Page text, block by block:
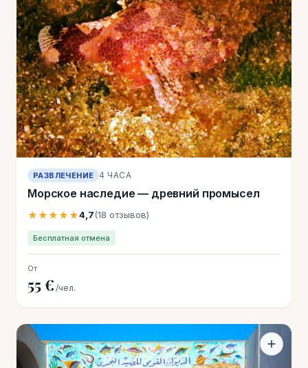
РАЗВЛЕЧЕНИЕ 4 ЧАСА
Морское наследие — древний промысел
★★★★★4,7(18 отзывов)
Бесплатная отмена
От
55 € /чел.